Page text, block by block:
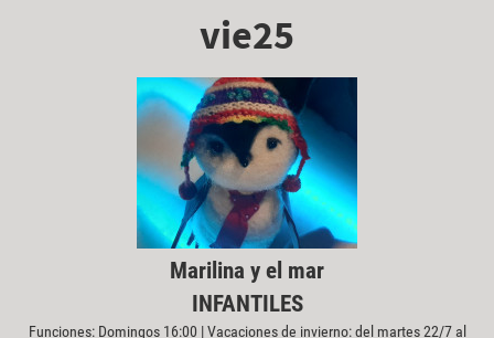
vie25
Marilina y el mar
INFANTILES
Funciones: Domingos 16:00 | Vacaciones de invierno: del martes 22/7 al